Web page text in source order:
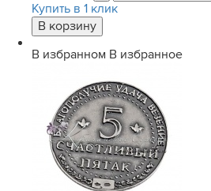
Купить в 1 клик
В избранном В избранное